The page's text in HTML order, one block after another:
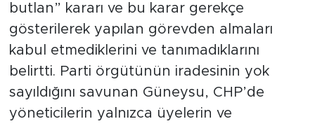
butlan” kararı ve bu karar gerekçe
gösterilerek yapılan görevden almaları
kabul etmediklerini ve tanımadıklarını
belirtti. Parti örgütünün iradesinin yok
sayıldığını savunan Güneysu, CHP’de
yöneticilerin yalnızca üyelerin ve